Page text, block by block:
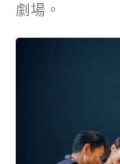
劇場。